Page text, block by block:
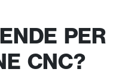
PER
CNC?